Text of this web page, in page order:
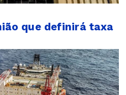
que definirá taxa